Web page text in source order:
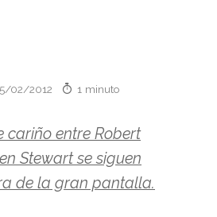
02/2012 1 minuto
cariño entre Robert
Stewart se siguen
de la gran pantalla.